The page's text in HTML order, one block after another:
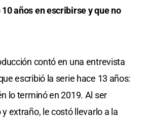
años en escribirse y que no
contó en una entrevista
escribió la serie hace 13 años:
lo terminó en 2019. Al ser
extraño, le costó llevarlo a la